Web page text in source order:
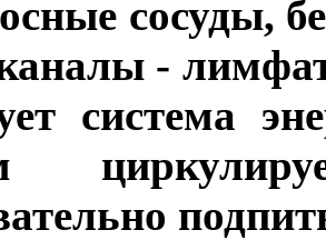
сосуды,
-
система